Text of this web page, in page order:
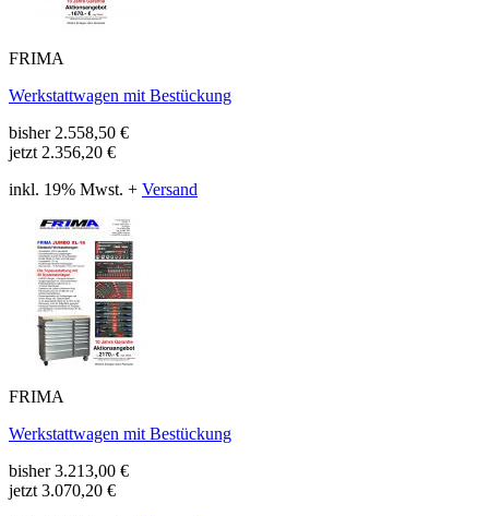
FRIMA
Werkstattwagen mit Bestückung
bisher 2.558,50 €
jetzt 2.356,20 €
inkl. 19% Mwst. + Versand
FRIMA
Werkstattwagen mit Bestückung
bisher3.213,00 €
jetzt 3.070,20 €